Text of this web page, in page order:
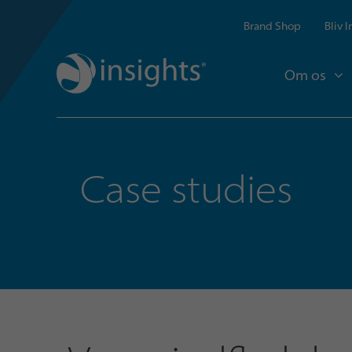
Brand Shop Bliv
Om os
Case studies